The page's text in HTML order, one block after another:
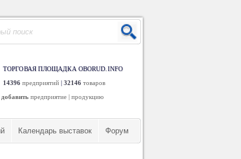
ТОРГОВАЯ ПЛОЩАДКА OBORUD.INFO
14396 предприятий | 32146 товаров
добавить предприятие | продукцию
Календарь выставок Форум